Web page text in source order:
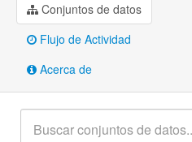
Conjuntos de datos
Flujo de Actividad
Acerca de